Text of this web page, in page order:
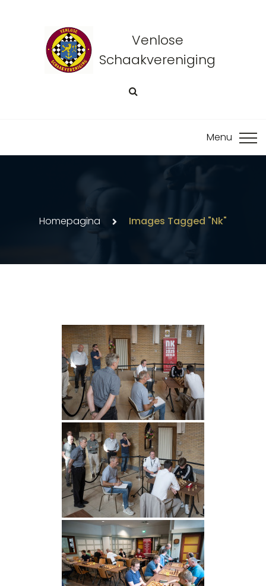
Venlose
Schaakvereniging
Homepagina Images Tagged "nk"